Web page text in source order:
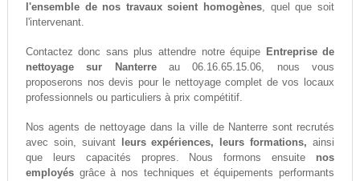
l'ensemble de nos travaux soient homogènes, quel que soit
l'intervenant.
Contactez donc sans plus attendre notre équipe Entreprise de
nettoyage sur Nanterreau 06.16.65.15.06, nous vous
proposerons nos devis pour le nettoyage complet de vos locaux
professionnels ou particuliers à prix compétitif.
Nos agents de nettoyage dans la ville de Nanterre sont recrutés
avec soin, suivant
leurs expériences, leurs formations, ainsi
que leurs capacités propres. Nous formons ensuite nos
employésgrâce à nos techniques et équipements performants